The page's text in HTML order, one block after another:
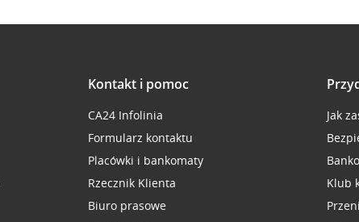
Kontakt i pomoc
CA24 Infolinia
Formularz kontaktu
Placówki i bankomaty
Rzecznik Klienta
Biuro prasowe
Jak
Klub